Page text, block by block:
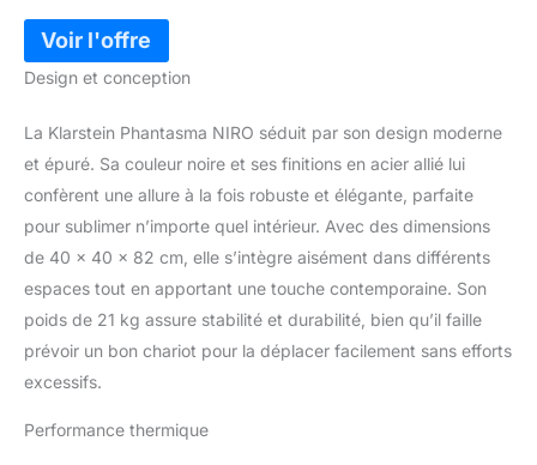
Design et conception
La Klarstein Phantasma NIRO séduit par son design moderne
et épuré. Sa couleur noire et ses finitions en acier allié lui
confèrent une allure à la fois robuste et élégante, parfaite
pour sublimer n’importe quel intérieur. Avec des dimensions
de 40 x 40 x 82 cm, elle s’intègre aisément dans différents
espaces tout en apportant une touche contemporaine. Son
poids de 21 kg assure stabilité et durabilité, bien qu’il faille
prévoir un bon chariot pour la déplacer facilement sans efforts
excessifs.
Performance thermique